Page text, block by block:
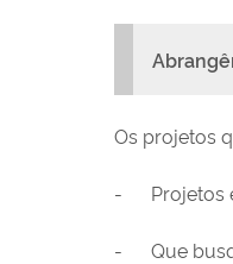
Os projetos
- Projetos
- Que